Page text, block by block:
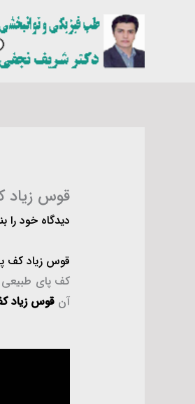
قوس زیاد
دیدگاه‌ خود را
قوس زیاد کف
کف پای طبیعی
آن قوس زیاد